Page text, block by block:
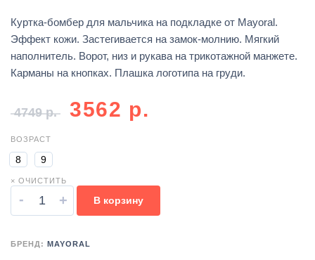
Куртка-бомбер для мальчика на подкладке от Mayoral.
Эффект кожи. Застегивается на замок-молнию. Мягкий
наполнитель. Ворот, низ и рукава на трикотажной манжете.
Карманы на кнопках. Плашка логотипа на груди.
4749р. 3562 р.
ВОЗРАСТ
8 9
× ОЧИСТИТЬ
- + В корзину
БРЕНД: MAYORAL